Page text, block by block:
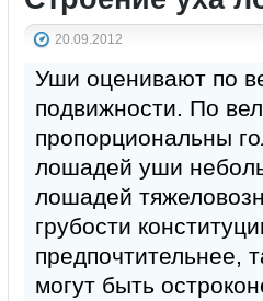
20.09.2012
Уши оценивают по
подвижности. По
пропорциональны
лошадей уши
лошадей
грубости
предпочтительнее,
могут быть